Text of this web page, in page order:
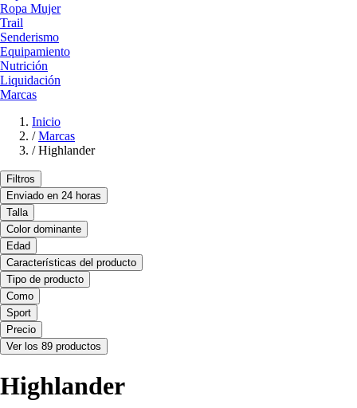
Ropa Mujer
Trail
Senderismo
Equipamiento
Nutrición
Liquidación
Marcas
Inicio
/ Marcas
/ Highlander
Filtros
Enviado en 24 horas
Talla
Color dominante
Edad
Características del producto
Tipo de producto
Como
Sport
Precio
Ver los 89 productos
Highlander